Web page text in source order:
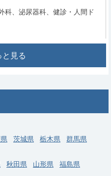
科 泌尿器科
健診・人間ド
万円
渡辺病院。一般内科・消化器
4〜5日年収1,300〜2,000万
会 渡辺病院
新地町
と見る
茨城県 栃木県
群馬県
秋田県 山形県
福島県